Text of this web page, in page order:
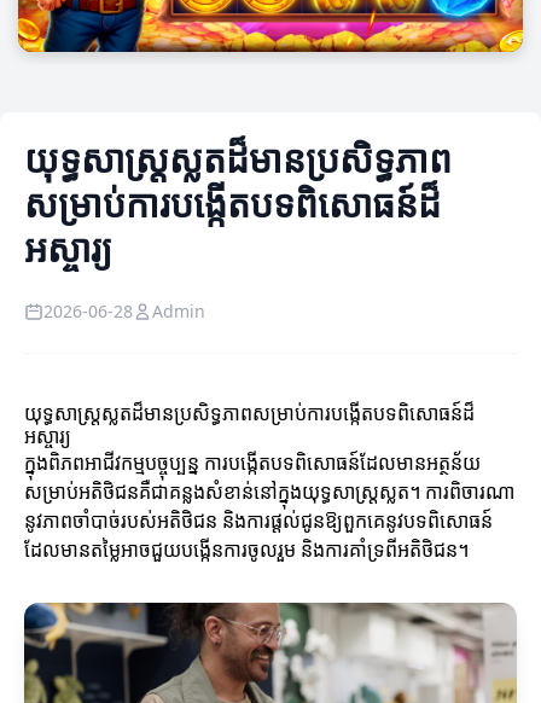
យុទ្ធសាស្ត្រស្លតដ៏មានប្រសិទ្ធភាព
សម្រាប់ការបង្កើតបទពិសោធន៍ដ៏
អស្ចារ្យ
2026-06-28 Admin
យុទ្ធសាស្ត្រស្លតដ៏មានប្រសិទ្ធភាពសម្រាប់ការបង្កើតបទពិសោធន៍ដ៏
អស្ចារ្យ
ក្នុងពិភពអាជីវកម្មបច្ចុប្បន្ន ការបង្កើតបទពិសោធន៍ដែលមានអត្ថន័យ
សម្រាប់អតិថិជនគឺជាគន្លងសំខាន់នៅក្នុងយុទ្ធសាស្ត្រស្លត។ ការពិចារណា
នូវភាពចាំបាច់របស់អតិថិជន និងការផ្តល់ជូនឱ្យពួកគេនូវបទពិសោធន៍
ដែលមានតម្លៃអាចជួយបង្កើនការចូលរួម និងការគាំទ្រពីអតិថិជន។